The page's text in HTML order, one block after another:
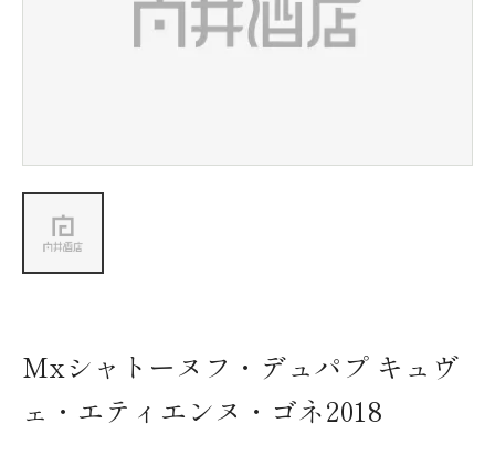
会社情報
Mxシャトーヌフ・デュパプ キュヴ
ェ・エティエンヌ・ゴネ2018